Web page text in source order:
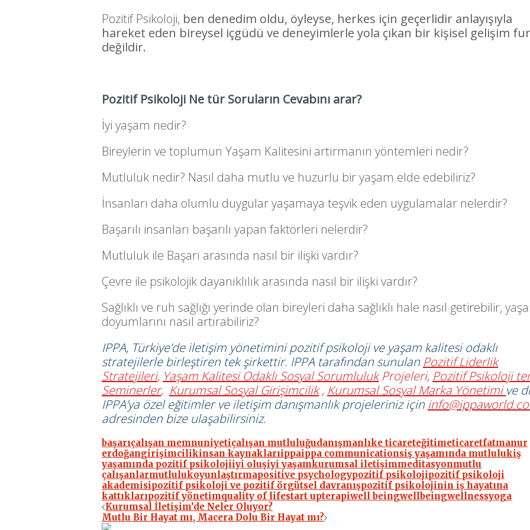
Pozitif Psikoloji, ben denedim oldu, öyleyse, herkes için geçerlidir anlayışıyla
hareket eden bireysel içgüdü ve deneyimlerle yola çıkan bir kişisel gelişim
değildir.
Pozitif Psikoloji Ne tür Soruların Cevabını arar?
İyi yaşam nedir?
Bireylerin ve toplumun Yaşam Kalitesini artırmanın yöntemleri nedir?
Mutluluk nedir? Nasıl daha mutlu ve huzurlu bir yaşam elde edebiliriz?
İnsanları daha olumlu duygular yaşamaya teşvik eden uygulamalar nelerdir?
Başarılı insanları başarılı yapan faktörleri nelerdir?
Mutluluk ile Başarı arasında nasıl bir ilişki vardır?
Çevre ile psikolojik dayanıklılık arasında nasıl bir ilişki vardır?
Sağlıklı ve ruh sağlığı yerinde olan bireyleri daha sağlıklı hale nasıl getirebilir,
doyumlarını nasıl artırabiliriz?
IPPA, Türkiye’de iletişim yönetimini pozitif psikoloji ve yaşam kalitesi odaklı
stratejilerle birleştiren tek şirkettir. IPPA tarafından sunulan Pozitif Liderlik
Stratejileri, Yaşam Kalitesi Odaklı Sosyal SorumlulukProjeleri, Pozitif Psikoloji
Seminerler, Kurumsal Sosyal Girişimcilik, Kurumsal Sosyal Marka Yönetimive
IPPA’ya özel eğitimler ve iletişim danışmanlık projeleriniz için
adresinden bize ulaşabilirsiniz.
başarıçalışan memnuniyetiçalışan mutluluğudanışmanlıke ticareteğitimeticaretfatmanur
erdoğangirişimcilikinsan kaynaklarıippaippa communicationsiş yaşamında mutlulukiş
yaşamında pozitif psikolojiiyi oluşiyi yaşamkurumsal iletişimmeditasyonmutlu
çalışanlarmutlulukoyunlaştırmapositive psychologypozitif psikolojipozitif psikoloji
akademisipozitif psikoloji ve pozitif örgütsel davranışpozitif psikolojinin iş hayatına
kattıklarıpozitif yönetimquality of lifestart upterapiwell beingwellbeingwellnessyoga
Yazı
Kurumsal İletişim’de Neler Oluyor?
Mutlu Bir Hayat mı, Macera Dolu Bir Hayat mı?